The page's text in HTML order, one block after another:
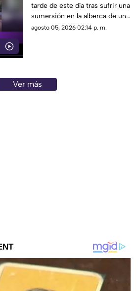
Playas en Acapulco
tarde de este día tras sufrir una
sumersión en la alberca de un
hospedaje ubicado sobre la
agosto 05, 2026 02:14 p. m.
Ver más